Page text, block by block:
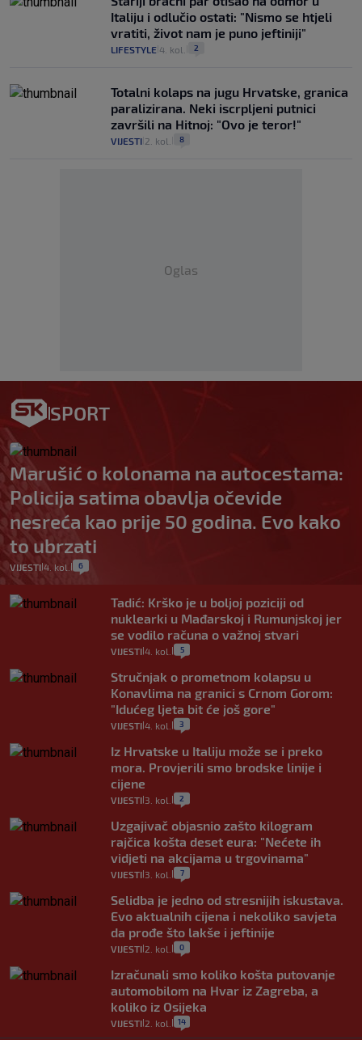
Italiju i odlučio ostati: "Nismo se htjeli
vratiti, život nam je puno jeftiniji"
LIFESTYLE 4. kol. 2
Totalni kolaps na jugu Hrvatske, granica
paralizirana. Neki iscrpljeni putnici
završili na Hitnoj: "Ovo je teror!"
VIJESTI 2. kol. 8
Oglas
SPORT
Marušić o kolonama na autocestama:
Policija satima obavlja očevide
nesreća kao prije 50 godina. Evo kako
to ubrzati
VIJESTI 4. kol. 6
Tadić: Krško je u boljoj poziciji od
nuklearki u Mađarskoj i Rumunjskoj jer
se vodilo računa o važnoj stvari
VIJESTI 4. kol. 5
Stručnjak o prometnom kolapsu u
Konavlima na granici s Crnom Gorom:
"Idućeg ljeta bit će još gore"
VIJESTI 4. kol. 3
Iz Hrvatske u Italiju može se i preko
mora. Provjerili smo brodske linije i
cijene
VIJESTI 3. kol. 2
Uzgajivač objasnio zašto kilogram
rajčica košta deset eura: "Nećete ih
vidjeti na akcijama u trgovinama"
VIJESTI 3. kol. 7
Selidba je jedno od stresnijih iskustava.
Evo aktualnih cijena i nekoliko savjeta
da prođe što lakše i jeftinije
VIJESTI 2. kol. 0
Izračunali smo koliko košta putovanje
automobilom na Hvar iz Zagreba, a
koliko iz Osijeka
VIJESTI 2. kol. 14